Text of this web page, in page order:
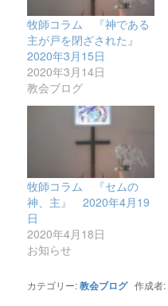
牧師コラム 『神である
主が戸を閉ざされた』
2020年3月15日
2020年3月14日
教会ブログ
牧師コラム 『セムの
神、主』 2020年4月19
日
2020年4月18日
お知らせ
カテゴリー:教会ブログ作成者: